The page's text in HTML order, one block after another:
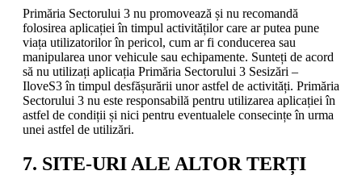
Primăria Sectorului 3 nu promovează și nu recomandă
folosirea aplicației în timpul activităților care ar putea pune
viața utilizatorilor în pericol, cum ar fi conducerea sau
manipularea unor vehicule sau echipamente. Sunteți de acord
să nu utilizați aplicația Primăria Sectorului 3 Sesizări –
IloveS3 în timpul desfășurării unor astfel de activități. Primăria
Sectorului 3 nu este responsabilă pentru utilizarea aplicației în
astfel de condiții și nici pentru eventualele consecințe în urma
unei astfel de utilizări.
7. SITE-URI ALE ALTOR TERȚI